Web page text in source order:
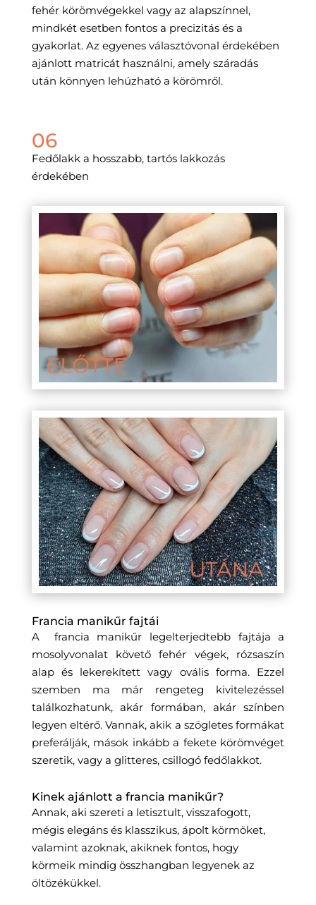
fehér körömvégekkel vagy az alapszínnel,
mindkét esetben fontos a precizitás és a
gyakorlat. Az egyenes választóvonal érdekében
ajánlott matricát használni, amely száradás
után könnyen lehúzható a körömről.
06
Fedőlakk a hosszabb, tartós lakkozás
érdekében
Francia manikűr fajtái
A francia manikűr legelterjedtebb fajtája a
mosolyvonalat követő fehér végek, rózsaszín
alap és lekerekített vagy ovális forma. Ezzel
szemben ma már rengeteg kivitelezéssel
találkozhatunk, akár formában, akár színben
legyen eltérő. Vannak, akik a szögletes formákat
preferálják, mások inkább a fekete körömvéget
szeretik, vagy a glitteres, csillogó fedőlakkot.
Kinek ajánlott a francia manikűr?
Annak, aki szereti a letisztult, visszafogott,
mégis elegáns és klasszikus, ápolt körmöket,
valamint azoknak, akiknek fontos, hogy
körmeik mindig összhangban legyenek az
öltözékükkel.